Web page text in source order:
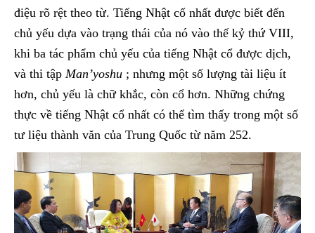
điệu rõ rệt theo từ. Tiếng Nhật cổ nhất được biết đến
chủ yếu dựa vào trạng thái của nó vào thế kỷ thứ VIII,
khi ba tác phẩm chủ yếu của tiếng Nhật cổ được dịch,
và thi tập Man’yoshu ; nhưng một số lượng tài liệu ít
hơn, chủ yếu là chữ khắc, còn cổ hơn. Những chứng
thực về tiếng Nhật cổ nhất có thể tìm thấy trong một số
tư liệu thành văn của Trung Quốc từ năm 252.